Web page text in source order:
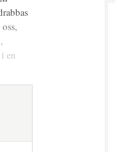
en